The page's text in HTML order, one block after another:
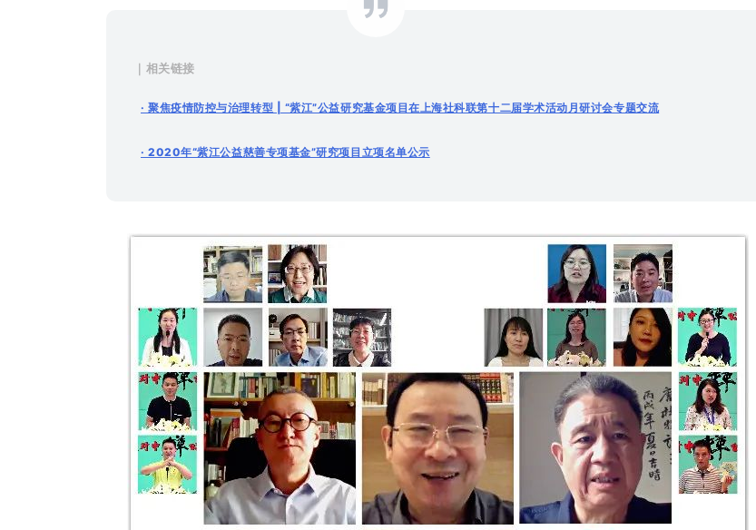
｜相关链接
· 聚焦疫情防控与治理转型 | “紫江”公益研究基金项目在上海社科联第十二届学术活动月研讨会专题交流
· 2020年“紫江公益慈善专项基金”研究项目立项名单公示